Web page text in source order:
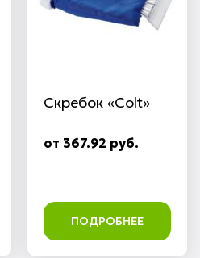
Скребок «Colt»
от 367.92 руб.
ПОДРОБНЕЕ